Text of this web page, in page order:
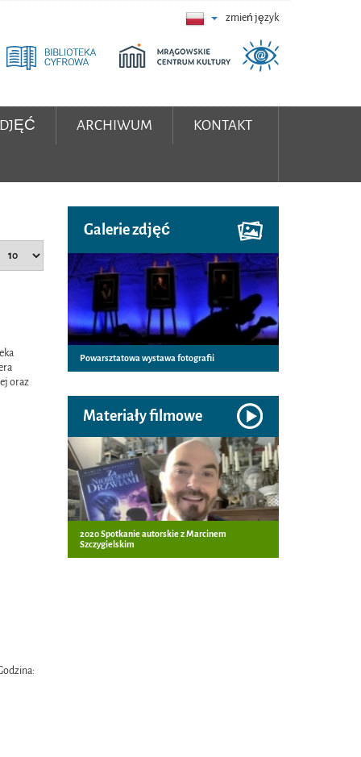
zmień język
ARCHIWUM KONTAKT
oraz
Galerie zdjęć
Powarsztatowa wystawa fotografii
Materiały filmowe
2020 Spotkanie autorskie z Marcinem
Szczygielskim